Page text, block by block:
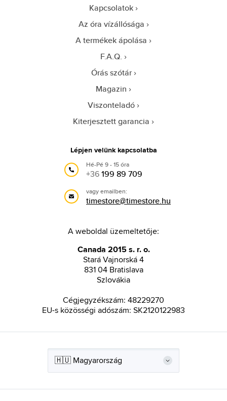
Kapcsolatok
Az óra vízállósága
A termékek ápolása
F.A.Q.
Órás szótár
Magazin
Viszonteladó
Kiterjesztett garancia
Lépjen velünk kapcsolatba
Hé-Pé 9 - 15 óra
+36199 89 709
vagy emailben:
timestore@timestore.hu
A weboldal üzemeltetője:
Canada 2015 s. r. o.
Stará Vajnorská 4
831 04 Bratislava
Szlovákia
Cégjegyzékszám: 48229270
EU-s közösségi adószám: SK2120122983